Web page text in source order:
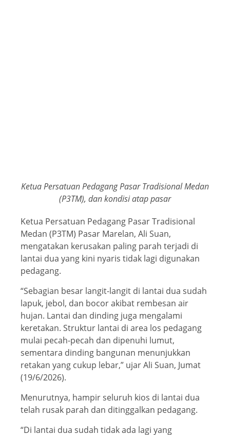
Ketua Persatuan Pedagang Pasar Tradisional Medan
(P3TM), dan kondisi atap pasar
Ketua Persatuan Pedagang Pasar Tradisional
Medan (P3TM) Pasar Marelan, Ali Suan,
mengatakan kerusakan paling parah terjadi di
lantai dua yang kini nyaris tidak lagi digunakan
pedagang.
“Sebagian besar langit-langit di lantai dua sudah
lapuk, jebol, dan bocor akibat rembesan air
hujan. Lantai dan dinding juga mengalami
keretakan. Struktur lantai di area los pedagang
mulai pecah-pecah dan dipenuhi lumut,
sementara dinding bangunan menunjukkan
retakan yang cukup lebar,” ujar Ali Suan, Jumat
(19/6/2026).
Menurutnya, hampir seluruh kios di lantai dua
telah rusak parah dan ditinggalkan pedagang.
“Di lantai dua sudah tidak ada lagi yang